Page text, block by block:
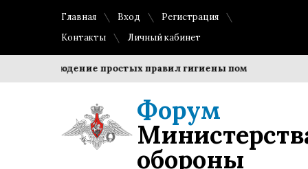
Главная Вход
Регистрация
Контакты
Личный кабинет
Соблюдение простых правил гигиены помогает
Форум
обороны